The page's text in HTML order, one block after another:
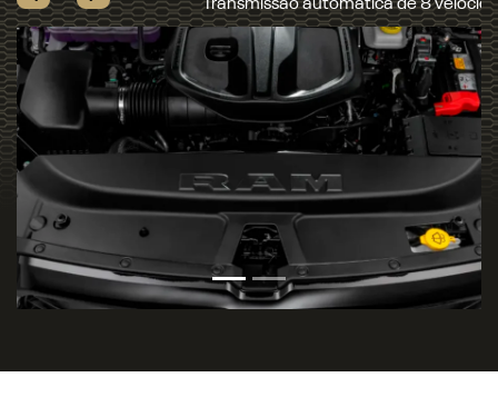
Previous Next
Próximo
Novo motor 3.0L Hurricane 6 biturbo